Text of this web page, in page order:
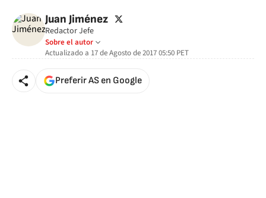
Juan Jiménez twitter
Redactor Jefe
Sobre el autor
Actualizado a 17 de Agosto de 2017 05:50 PET
Preferir AS en Google